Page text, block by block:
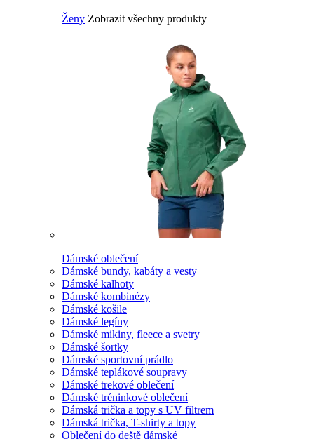
Ženy Zobrazit všechny produkty
Dámské oblečení
Dámské bundy, kabáty a vesty
Dámské kalhoty
Dámské kombinézy
Dámské košile
Dámské legíny
Dámské mikiny, fleece a svetry
Dámské šortky
Dámské sportovní prádlo
Dámské teplákové soupravy
Dámské trekové oblečení
Dámské tréninkové oblečení
Dámská trička a topy s UV filtrem
Dámská trička, T-shirty a topy
Oblečení do deště dámské